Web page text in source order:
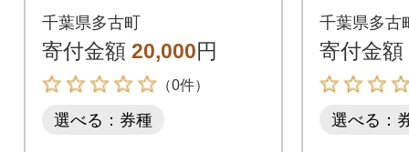
ークーポン(6,000円
分)
千葉県多古町
寄付金額 20,000円
（0件）
選べる：券種
ークー
分)
千葉県多古
寄付金額
選べる：